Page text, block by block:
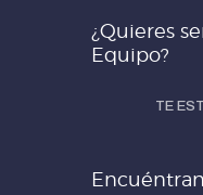
¿Quieres
Equipo?
TE